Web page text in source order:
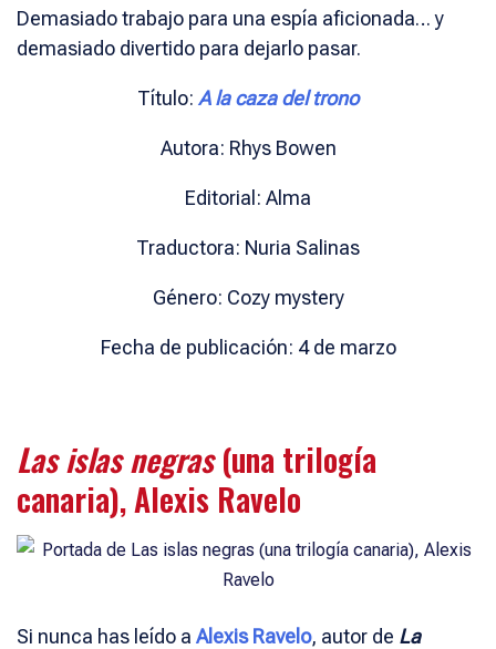
Demasiado trabajo para una espía aficionada… y
demasiado divertido para dejarlo pasar.
Título: A la caza del trono
Autora: Rhys Bowen
Editorial: Alma
Traductora: Nuria Salinas
Género: Cozy mystery
Fecha de publicación: 4 de marzo
Las islas negras(una trilogía
canaria), Alexis Ravelo
Si nunca has leído a Alexis Ravelo, autor de La